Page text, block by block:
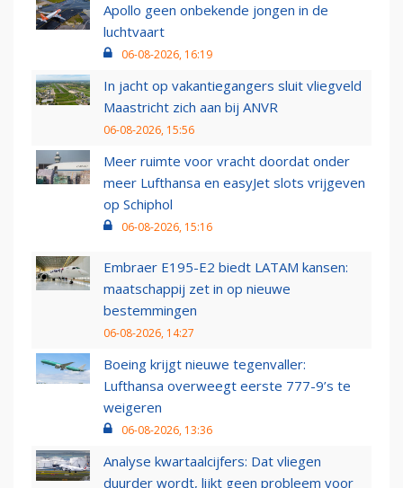
Apollo geen onbekende jongen in de
luchtvaart
06-08-2026, 16:19
In jacht op vakantiegangers sluit vliegveld
Maastricht zich aan bij ANVR
06-08-2026, 15:56
Meer ruimte voor vracht doordat onder
meer Lufthansa en easyJet slots vrijgeven
op Schiphol
06-08-2026, 15:16
Embraer E195-E2 biedt LATAM kansen:
maatschappij zet in op nieuwe
bestemmingen
06-08-2026, 14:27
Boeing krijgt nieuwe tegenvaller:
Lufthansa overweegt eerste 777-9’s te
weigeren
06-08-2026, 13:36
Analyse kwartaalcijfers: Dat vliegen
duurder wordt, lijkt geen probleem voor